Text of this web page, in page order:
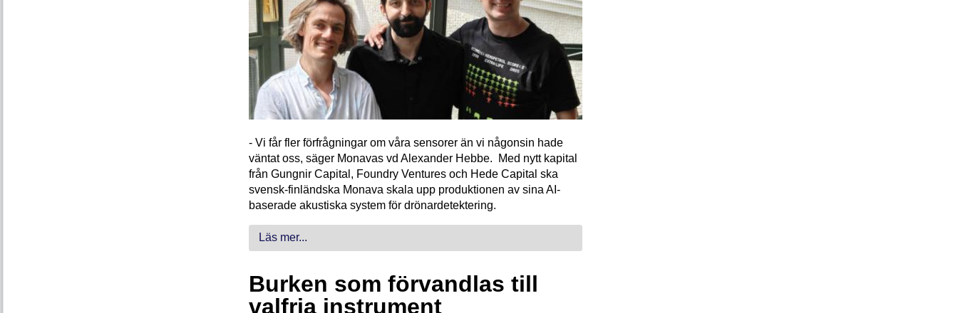
- Vi får fler förfrågningar om våra sensorer än vi någonsin hade
väntat oss, säger Monavas vd Alexander Hebbe. Med nytt kapital
från Gungnir Capital, Foundry Ventures och Hede Capital ska
svensk-finländska Monava skala upp produktionen av sina AI-
baserade akustiska system för drönardetektering.
Läs mer...
Burken som förvandlas till
valfria instrument